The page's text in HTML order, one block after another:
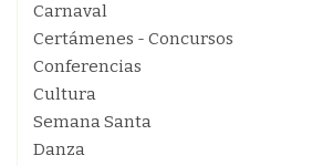
Carnaval
Certámenes - Concursos
Conferencias
Cultura
Semana Santa
Danza